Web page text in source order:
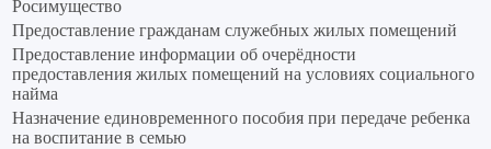
Росимущество
Предоставление гражданам служебных жилых помещений
Предоставление информации об очерёдности
предоставления жилых помещений на условиях социального
найма
Назначение единовременного пособия при передаче ребенка
на воспитание в семью